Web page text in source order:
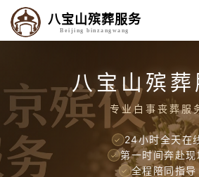
八宝山殡葬服务
Beijing binzangwang
八宝山殡葬
专业白事丧葬服
✓ 24小时全天在
✓ 第一时间奔赴现
✓ 全程陪同指导